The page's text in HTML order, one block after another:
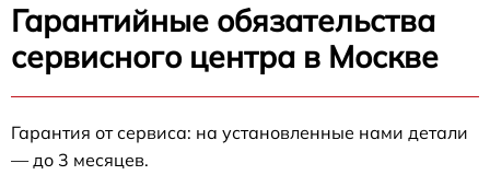
Гарантийные обязательства
сервисного центра в Москве
Гарантия от сервиса: на установленные нами детали
— до 3 месяцев.